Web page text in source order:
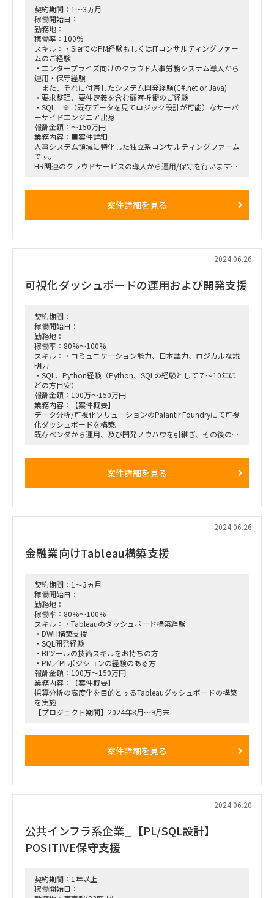
【働き方】
稼働率：100％（100％以外でも相談可能）
出社の有無：品川本社へ週1，2回の出社を想定 それ以外は
リモート
＊本番環境に対して作業を行う場合は、品川本社、または顧客
先での作業がマスト
＊フルリモート希望は不可
【募集要員】
・Azure技術者：1名
・Snowfrake技術者：1名
契約期間：1～3ヵ月
稼働開始日：
勤務地：
稼働率：100%
スキル：・SierでのPM経験もしくはITコンサルティングファー
ムのご経験
・エンタープライズ向けのクラウド人事労務システム導入から
運用・保守経験
また、それに付帯したシステム開発経験(C#.net or Java)
・要求整理、要件定義を含む顧客折衝のご経験
・SQL ※（既存データを見てロジック設計が可能）なサーバ
ーサイドエンジニア出身
報酬金額：～150万円
業務内容：■案件詳細
人事システム領域に特化した独立系コンサルティングファーム
です。
HR関連のクラウドサービスの導入から運用/保守を行います。
フルリモ/フルフレックスのため、柔軟な働き方ができます。
案件詳細を見る
2024.06.26
可視化ダッシュボードの運用および開発支援
契約期間：
稼働開始日：
勤務地：
稼働率：80%～100%
スキル：・コミュニケーション能力、日本語力、ロジカルな説
明力
・SQL、Python経験（Python、SQLの経験として７～10年ほ
どの方目安）
報酬金額：100万～150万円
業務内容：【案件概要】
データ分析/可視化ソリューションのPalantir Foundryにて可視
化ダッシュボードを構築。
既存ベンダから運用、及び開発ノウハウを引継ぎ、その後の運
案件詳細を見る
2024.06.26
金融業向けTableau構築支援
契約期間：1～3ヵ月
稼働開始日：
勤務地：
稼働率：80%～100%
スキル：・Tableauのダッシュボード構築経験
・DWH構築支援
・SQL開発経験
・BIツールの技術スキルをお持ちの方
・PM／PLポジションの経験のある方
報酬金額：100万～150万円
業務内容：【案件概要】
採算分析の高度化を目的とするTableauダッシュボードの構築
を実施
【プロジェクト期間】2024年8月～9月末
案件詳細を見る
2024.06.20
公共インフラ系企業_【PL/SQL設計】
POSITIVE保守支援
契約期間：1年以上
稼働開始日：